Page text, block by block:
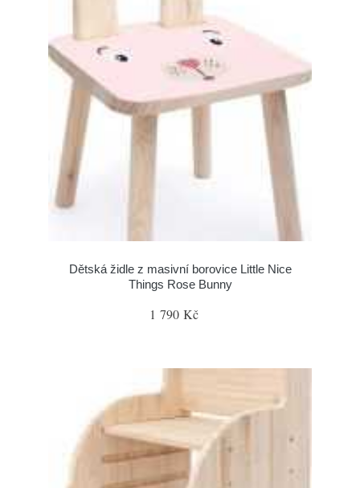
Dětská židle z masivní borovice Little Nice
Things Rose Bunny
1 790 Kč